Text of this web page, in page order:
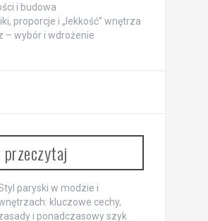
i budowa
proporcje i „lekkość” wnętrza
– wybór i wdrożenie
paryski w modzie i
kluczowe cechy,
i ponadczasowy szyk